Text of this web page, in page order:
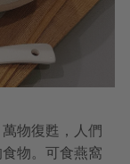
物復甦，人們
物。可食燕窩